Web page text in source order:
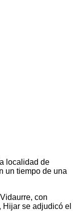
localidad de
un tiempo de una
con
se adjudicó el